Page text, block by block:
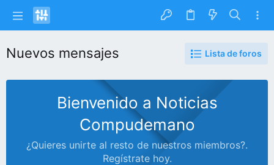
Nuevos mensajes Lista de foros
Bienvenido a Noticias
Compudemano
¿Quieres unirte al resto de nuestros miembros?.
Regístrate hoy.